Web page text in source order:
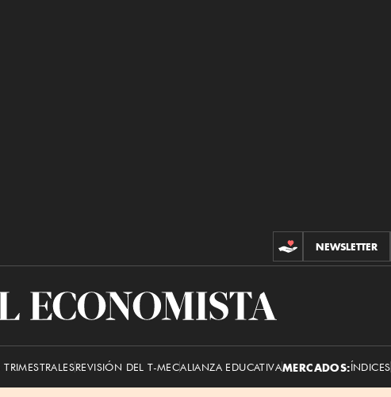
CONTRIBUCIONES
NEWSLETTER
El
TRIMESTRALESREVISIÓN DEL T-MECALIANZA EDUCATIVAMERCADOS:ÍNDICES